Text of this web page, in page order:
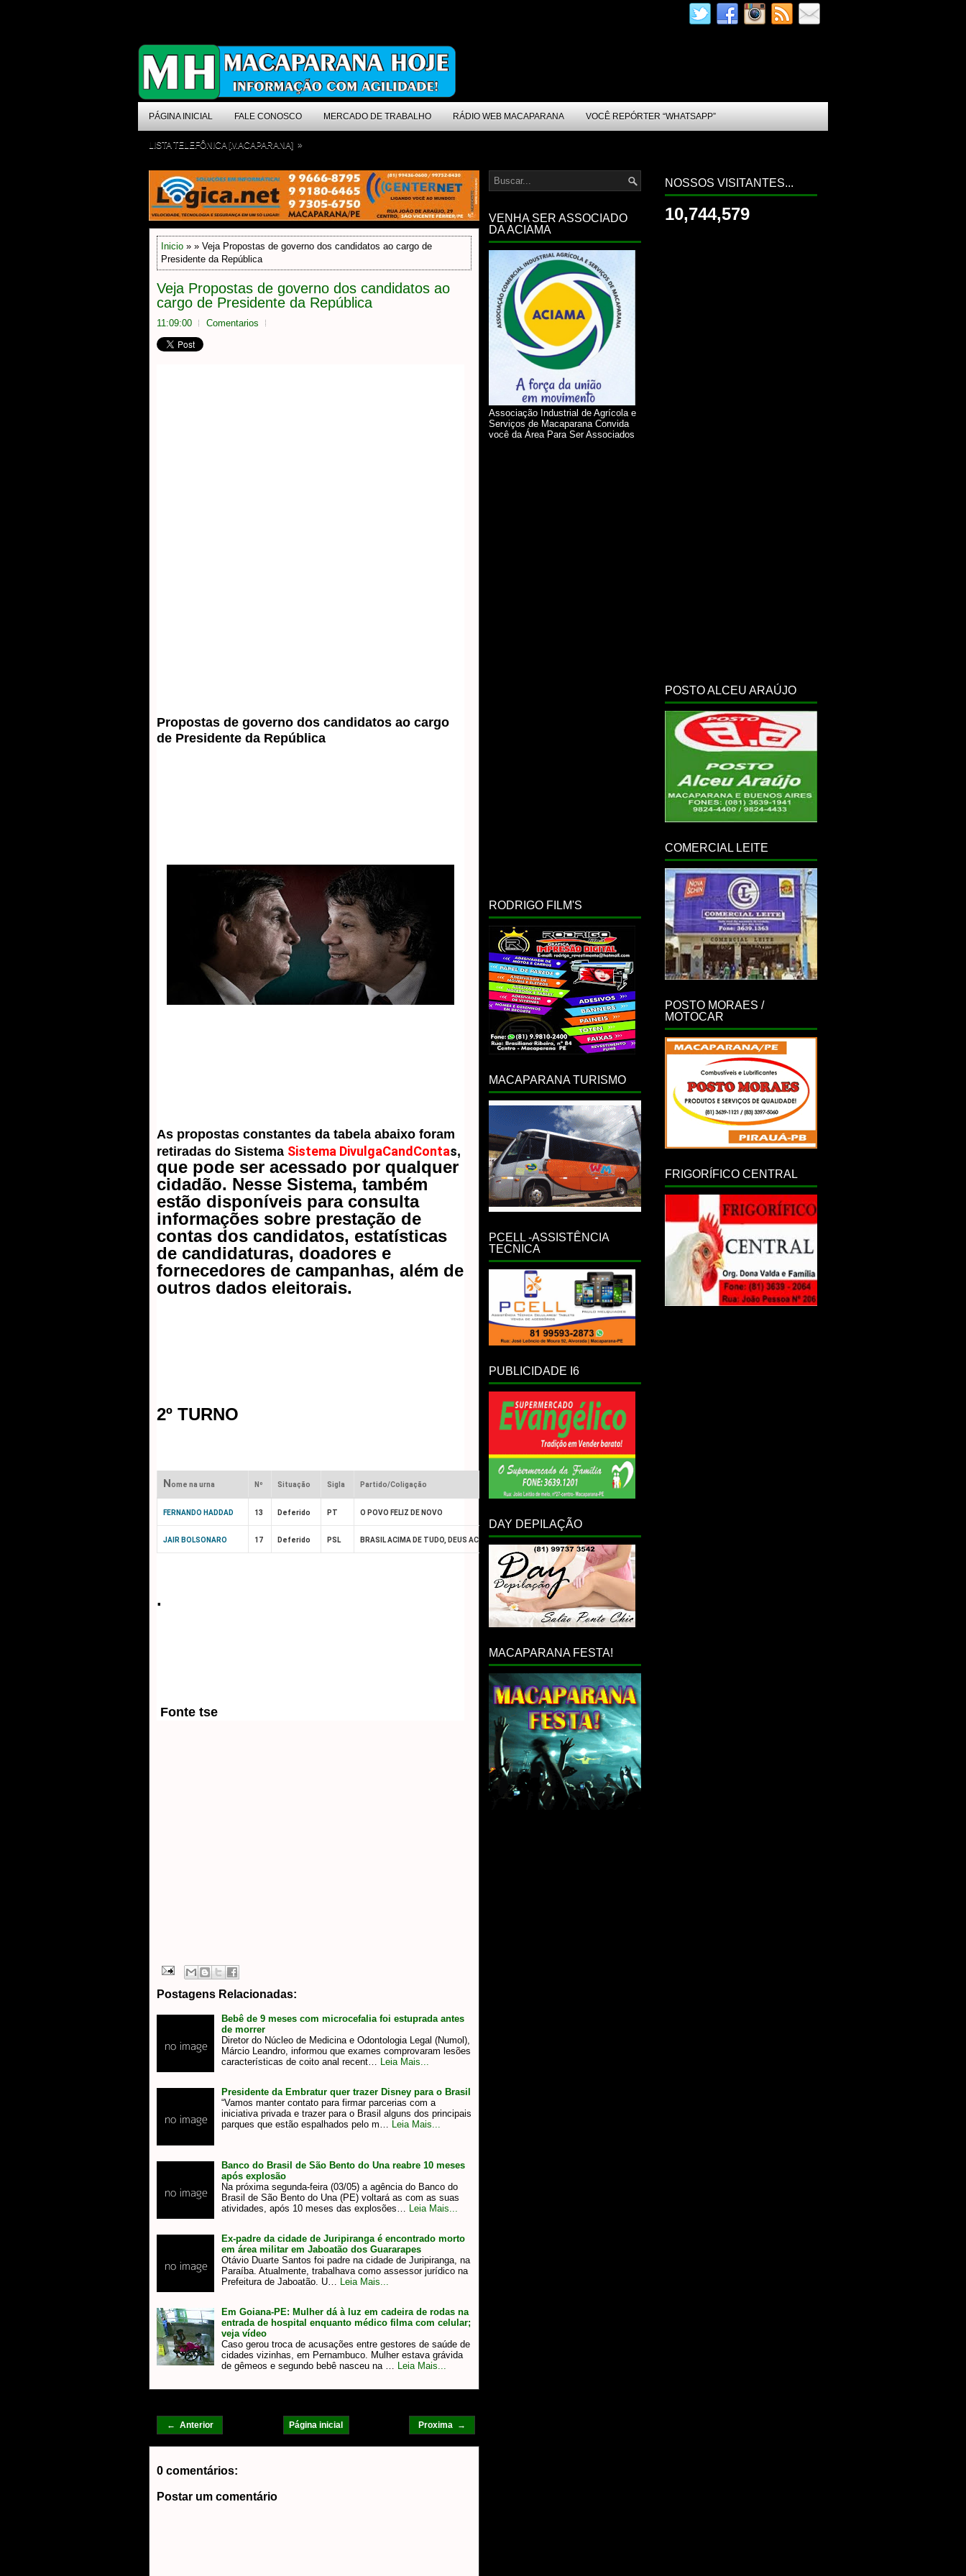
PÁGINA INICIAL FALE CONOSCO MERCADO DE TRABALHO RÁDIO WEB MACAPARANA VOCÊ REPÓRTER “WHATSAPP”
LISTA TELEFÔNICA [MACAPARANA] »
Inicio » » Veja Propostas de governo dos candidatos ao cargo de
Presidente da República
Veja Propostas de governo dos candidatos ao
cargo de Presidente da República
11:09:00 Comentarios
Propostas de governo dos candidatos ao cargo
de Presidente da República
As propostas constantes da tabela abaixo foram
retiradas do Sistema Sistema DivulgaCandContas,
que pode ser acessado por qualquer
cidadão. Nesse Sistema, também
estão disponíveis para consulta
informações sobre prestação de
contas dos candidatos, estatísticas
de candidaturas, doadores e
fornecedores de campanhas, além de
outros dados eleitorais.
2º TURNO
Nome na urna Nº Situação Sigla Partido/Coligação Proposta de Governo
FERNANDO HADDAD 13 Deferido PT O POVO FELIZ DE NOVO
JAIR BOLSONARO 17 Deferido PSL BRASIL ACIMA DE TUDO, DEUS ACIMA DE TODOS Baixar proposta
.
Fonte tse
Postagens Relacionadas:
Bebê de 9 meses com microcefalia foi estuprada antes
de morrer
Diretor do Núcleo de Medicina e Odontologia Legal (Numol),
Márcio Leandro, informou que exames comprovaram lesões
características de coito anal recent…
Leia Mais...
Presidente da Embratur quer trazer Disney para o Brasil
“Vamos manter contato para firmar parcerias com a
iniciativa privada e trazer para o Brasil alguns dos principais
parques que estão espalhados pelo m…
Leia Mais...
Banco do Brasil de São Bento do Una reabre 10 meses
após explosão
Na próxima segunda-feira (03/05) a agência do Banco do
Brasil de São Bento do Una (PE) voltará as com as suas
atividades, após 10 meses das explosões…
Leia Mais...
Ex-padre da cidade de Juripiranga é encontrado morto
em área militar em Jaboatão dos Guararapes
Otávio Duarte Santos foi padre na cidade de Juripiranga, na
Paraíba. Atualmente, trabalhava como assessor jurídico na
Prefeitura de Jaboatão. U…
Leia Mais...
Em Goiana-PE: Mulher dá à luz em cadeira de rodas na
entrada de hospital enquanto médico filma com celular;
veja vídeo
Caso gerou troca de acusações entre gestores de saúde de
cidades vizinhas, em Pernambuco. Mulher estava grávida
de gêmeos e segundo bebê nasceu na …
Leia Mais...
← Anterior Proxima →
Página inicial
0 comentários:
Postar um comentário
VENHA SER ASSOCIADO
DA ACIAMA
Associação Industrial de Agrícola e
Serviços de Macaparana Convida
você da Área Para Ser Associados
RODRIGO FILM'S
MACAPARANA TURISMO
PCELL -ASSISTÊNCIA
TECNICA
PUBLICIDADE I6
DAY DEPILAÇÃO
MACAPARANA FESTA!
NOSSOS VISITANTES...
10,744,579
POSTO ALCEU ARAÚJO
COMERCIAL LEITE
POSTO MORAES /
MOTOCAR
FRIGORÍFICO CENTRAL